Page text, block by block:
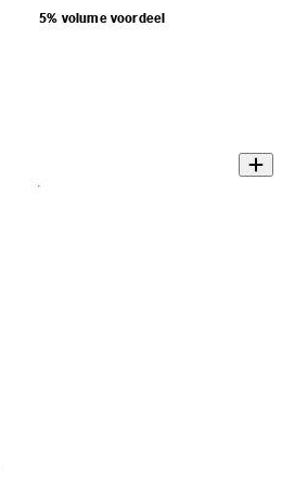
5% volume voordeel